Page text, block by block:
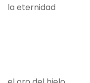
la eternidad